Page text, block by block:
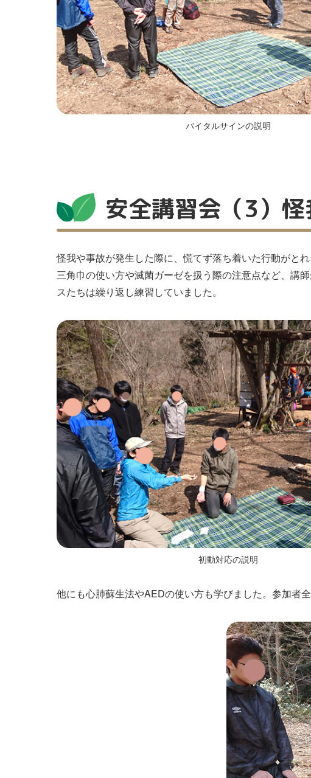
バイタルサインの説明
安全講習会（3）
怪我や事故が発生した際に、慌てず落ち着いた行動がと
三角巾の使い方や滅菌ガーゼを扱う際の注意点など、講
スたちは繰り返し練習していました。
初動対応の説明
他にも心肺蘇生法やAEDの使い方も学びました。参加者